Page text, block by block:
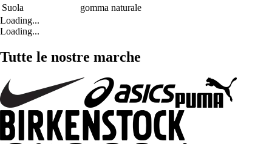
Suola
gomma naturale
Loading...
Loading...
Tutte le nostre marche